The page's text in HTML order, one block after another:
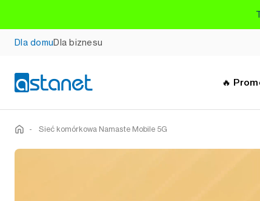
Dla domuDla biznesu
🔥
- Sieć komórkowa Namaste Mobile 5G